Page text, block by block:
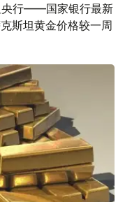
央行——国家银行最新
斯坦黄金价格较一周